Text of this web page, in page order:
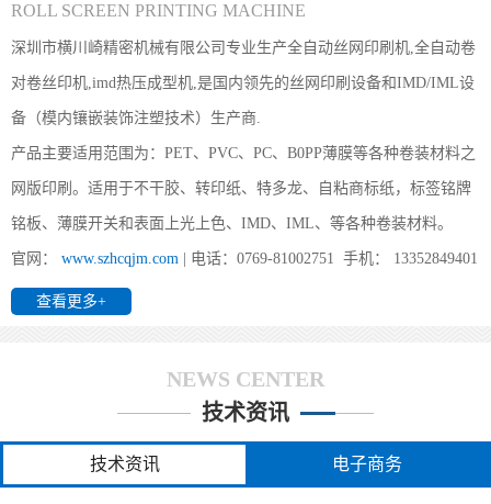
ROLL SCREEN PRINTING MACHINE
深圳市横川崎精密机械有限公司专业生产全自动丝网印刷机,全自动卷
对卷丝印机,imd热压成型机,是国内领先的丝网印刷设备和IMD/IML设
备（模内镶嵌装饰注塑技术）生产商.
产品主要适用范围为：PET、PVC、PC、B0PP薄膜等各种卷装材料之
网版印刷。适用于不干胶、转印纸、特多龙、自粘商标纸，标签铭牌
铭板、薄膜开关和表面上光上色、IMD、IML、等各种卷装材料。
官网： www.szhcqjm.com | 电话：0769-81002751 手机： 13352849401
查看更多+
NEWS CENTER
技术资讯
技术资讯 电子商务
材， 要考虑好片材的定位方式及入口方式；3、要考虑好产品的顶出
(桂园)办个IMD工厂要投资多少?
(桂园) 前景对于其它行业来说算得上是不错的领域，他不受地区与
环境的限制，IMD/IML最重要、最受限制的是IMD/IML的业务来源
(桂园) 您好,我司所生产的全自动丝印机广泛用于PET、PVC 、转印
纸（膜）、地暖膜、地热膜、电热膜、花纸、薄膜、铭板、柔性线
路板、手机按键、3M胶、胶水、薄膜开关、商标镭射、刮